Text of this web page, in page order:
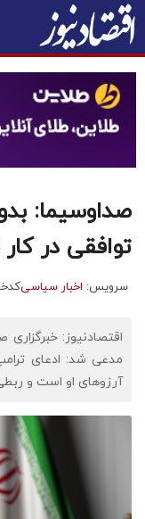
صداوسیما:
توافقی در
سرویس: اخبار سیاسیکدخبر:
اقتصادنیوز: خبرگزاری
مدعی شد: ادعای
آرزوهای او است و